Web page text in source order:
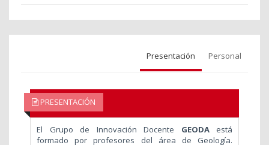
Presentación Personal
PRESENTACIÓN
El Grupo de Innovación Docente GEODAestá
formado por profesores del área de Geología.